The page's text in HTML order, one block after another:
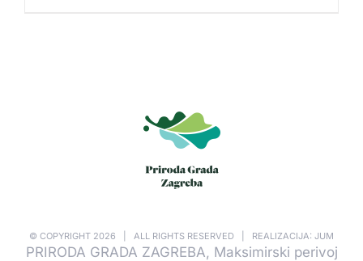
© COPYRIGHT 2026 | ALL RIGHTS RESERVED | REALIZACIJA: JUM
PRIRODA GRADA ZAGREBA, Maksimirski perivoj